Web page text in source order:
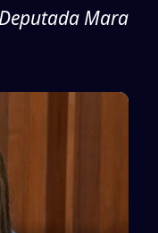
Mara